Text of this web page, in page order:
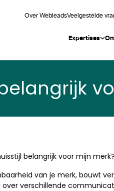
Over WebleadsVeelgestelde
Expertises
belangrijk voor mijn merk?
van je merk, bouwt
verschillende